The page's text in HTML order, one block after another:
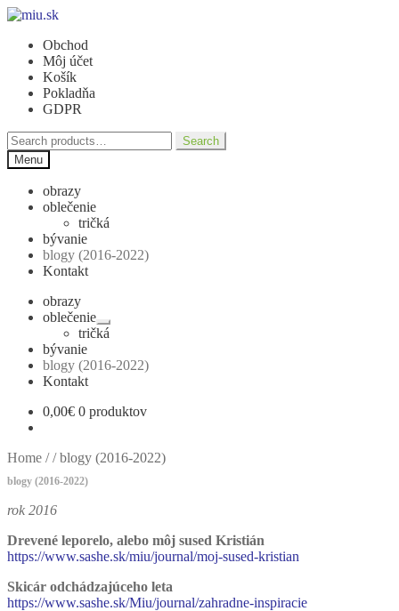
Preskočiť
navigáciu
Preskočiť
obsah
Obchod
Môj účet
Košík
Pokladňa
GDPR
Search
for:
Search
Menu
obrazy
oblečenie
tričká
bývanie
blogy (2016-2022)
Kontakt
obrazy
oblečenie
Rozbaliť
podradené
tričká
bývanie
blogy (2016-2022)
Kontakt
0,00€ 0 produktov
Home //blogy (2016-2022)
blogy (2016-2022)
rok 2016
Drevené leporelo, alebo môj sused Kristián
https://www.sashe.sk/miu/journal/moj-sused-kristian
Skicár odchádzajúceho leta
https://www.sashe.sk/Miu/journal/zahradne-inspiracie